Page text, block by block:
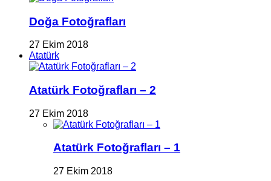
Doğa Fotoğrafları
27 Ekim 2018
Atatürk
Atatürk Fotoğrafları – 2
27 Ekim 2018
Atatürk Fotoğrafları – 1
27 Ekim 2018